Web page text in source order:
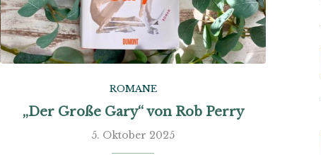
ROMANE
„Der Große Gary“ von Rob Perry
5. Oktober 2025